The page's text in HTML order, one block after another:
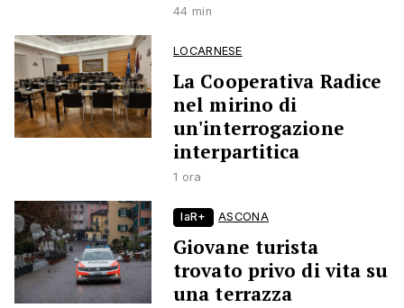
44 min
LOCARNESE
La Cooperativa Radice
nel mirino di
un'interrogazione
interpartitica
1 ora
laR+ ASCONA
Giovane turista
trovato privo di vita su
una terrazza